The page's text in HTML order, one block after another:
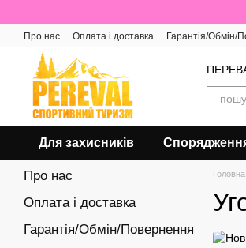
Про нас Оплата і доставка Гарантія/Обмін/
Відгуки про магазин
Для захисників
Головна
Про нас
Оплата і доставка
Гарантія/Обмін/Повернення